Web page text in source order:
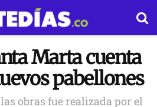
Marta cuenta
pabellones
obras fue realizada por el